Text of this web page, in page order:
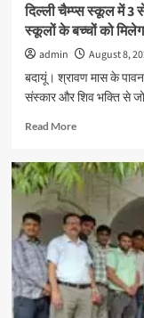
सरस्वती
विद्या
मंदिर
कॉलेज
में
दिल्ली चैम्प्स स्कूल में 3
स्कूलों के बच्चों को
admin
August 8,
बदायूं। श्रावण मास के
संस्कार और शिव भक्ति से
Read MoreRead
दिल्ली
चैम्प्स
स्कूल
में
3
6
वर्ष
के